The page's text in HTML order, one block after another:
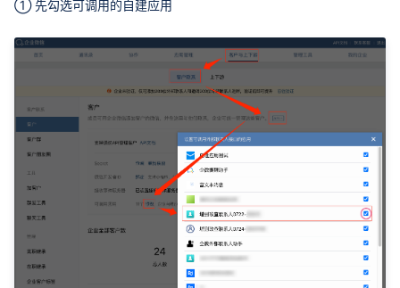
① 先勾选可调用的自建应用